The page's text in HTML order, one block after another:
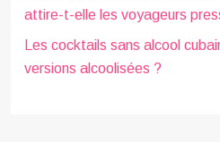
attire-t-elle les voyageurs
Les cocktails sans alcool
versions alcoolisées ?